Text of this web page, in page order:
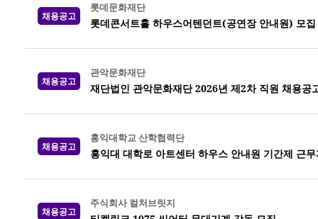
채용공고
롯데문화재단
롯데콘서트홀 하우스어텐던트(공연장 안내원) 모
채용공고
관악문화재단
재단법인 관악문화재단 2026년 제2차 직원 채용공
채용공고
홍익대학교 산학협력단
홍익대 대학로 아트센터 하우스 안내원 기간제 근
채용공고
주식회사 컬처브릿지